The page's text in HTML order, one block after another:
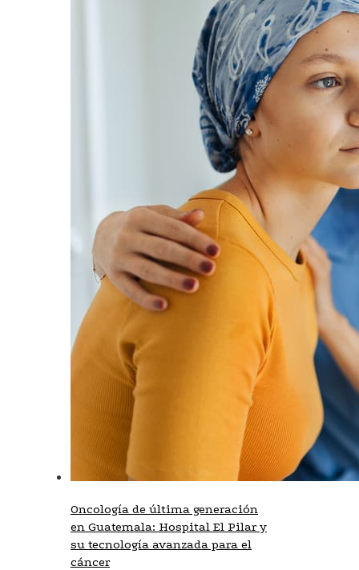
Oncología de última generación
en Guatemala: Hospital El Pilar y
su tecnología avanzada para el
cáncer